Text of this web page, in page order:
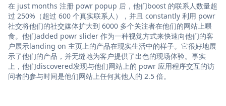
在 just months 注册 powr popup 后，他们boost 的联系人数量超
过 250%（超过 600 个真实联系人），并且 constantly 利用 powr
社交将他们的社交媒体扩大到 6000 多个关注者在他们的网站上喂
食。他们added powr slider 作为一种视觉方式来快速向他们的客
户展示landing on 主页上的产品在现实生活中的样子。它很好地展
示了他们的产品，并无缝地为客户提供了出色的现场体验。事实
上，他们discovered发现与他们网站上的 powr 应用程序交互的访
问者的参与时间是他们网站上任何其他人的 2.5 倍。